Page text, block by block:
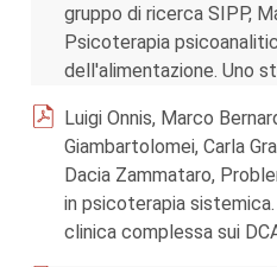
gruppo di ricerca SIPP,
Psicoterapia
dell'alimentazione. Uno
Luigi Onnis, Marco
Giambartolomei, Carla
Dacia Zammataro,
in psicoterapia
clinica complessa sui